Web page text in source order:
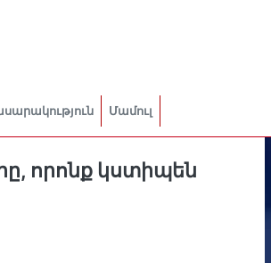
Մամուլ
որոնք կստիպեն